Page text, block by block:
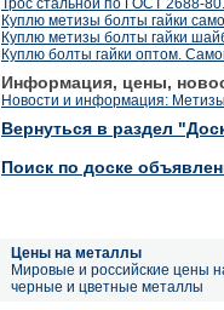
Куплю метизы болты гайки
Куплю метизы болты гайки
Куплю болты гайки оптом.
Информация, цены,
Новости и информация:
Вернуться в раздел
Поиск по доске
Цены на металлы
Мировые и российские цены
черные и цветные металлы